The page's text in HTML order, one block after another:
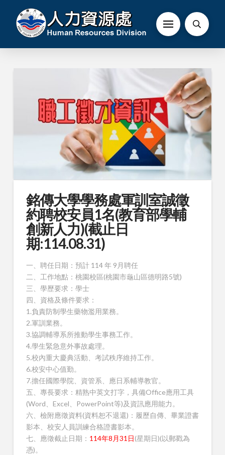
銘傳大學學務處軍訓室誠徵
約聘校安員1名(教育部學輔
創新人力)(截止日
期:114.08.31)
一、聘任日期：預計 114 年 9月聘任
二、工作地點：桃園校區(桃園市龜山區德明路5號)
三、學歷要求：學士
四、資格及條件要求：
1.負責防制學生藥物濫用業務。
2.軍訓業務。
3.協調輔導系所推動學生事務工作。
4.學生緊急意外事故處理。
5.校內重大慶典活動、考試秩序維持工作。
6.校安中心值勤。
7.擔任國際學院、資管系、應日系輔導教官。
五、專長要求：精熟中英文打字，具備Office應用工具
(Word、Excel、PowerPoint等)及資訊應用能力。
六、檢附應徵資料(資料恕不退還)：履歷自傳、畢業證書
影本、校安人員訓練合格證書影本。
七、應徵截止日期： 114年8月31日(星期日)(以郵戳為
憑)。